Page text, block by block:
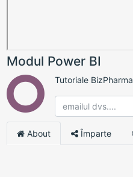
Modul Power BI
Tutoriale BizPharma
About Împarte